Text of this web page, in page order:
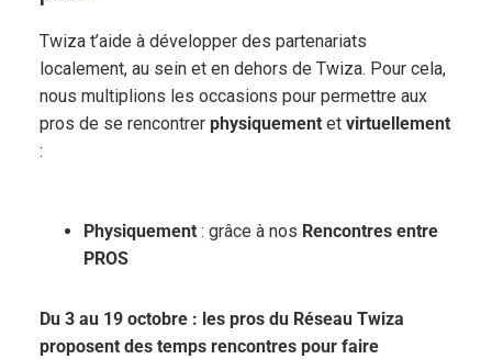
Twiza t’aide à développer des partenariats
localement, au sein et en dehors de Twiza. Pour cela,
nous multiplions les occasions pour permettre aux
pros de se rencontrer physiquementet virtuellement
:
Physiquement: grâce à nos Rencontres entre
PROS
Du 3 au 19 octobre : les pros du Réseau Twiza
proposent des temps rencontres pour faire